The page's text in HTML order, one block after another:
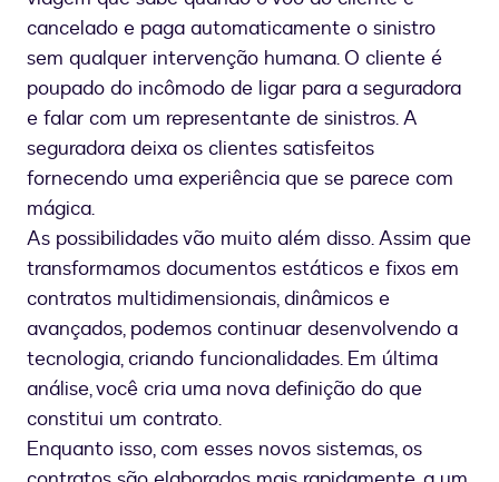
cancelado e paga automaticamente o sinistro
sem qualquer intervenção humana. O cliente é
poupado do incômodo de ligar para a seguradora
e falar com um representante de sinistros. A
seguradora deixa os clientes satisfeitos
fornecendo uma experiência que se parece com
mágica.
As possibilidades vão muito além disso. Assim que
transformamos documentos estáticos e fixos em
contratos multidimensionais, dinâmicos e
avançados, podemos continuar desenvolvendo a
tecnologia, criando funcionalidades. Em última
análise, você cria uma nova definição do que
constitui um contrato.
Enquanto isso, com esses novos sistemas, os